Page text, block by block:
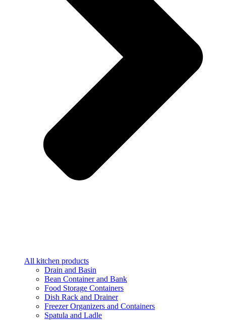
All kitchen products
Drain and Basin
Bean Container and Bank
Food Storage Containers
Dish Rack and Drainer
Freezer Organizers and Containers
Spatula and Ladle